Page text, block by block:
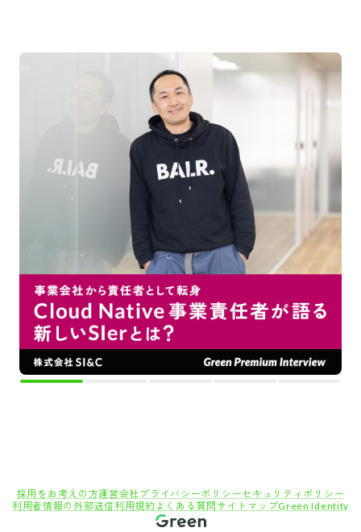
採用をお考えの方運営会社 プライバシーポリシーセキュリティポリシー
利用者情報の外部送信利用規約 よくある質問 サイトマップGreen Identity